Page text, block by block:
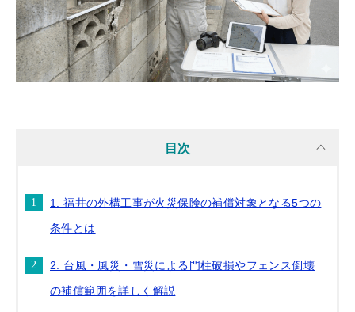
目次
1. 福井の外構工事が火災保険の補償対象となる5つの
条件とは
2. 台風・風災・雪災による門柱破損やフェンス倒壊
の補償範囲を詳しく解説